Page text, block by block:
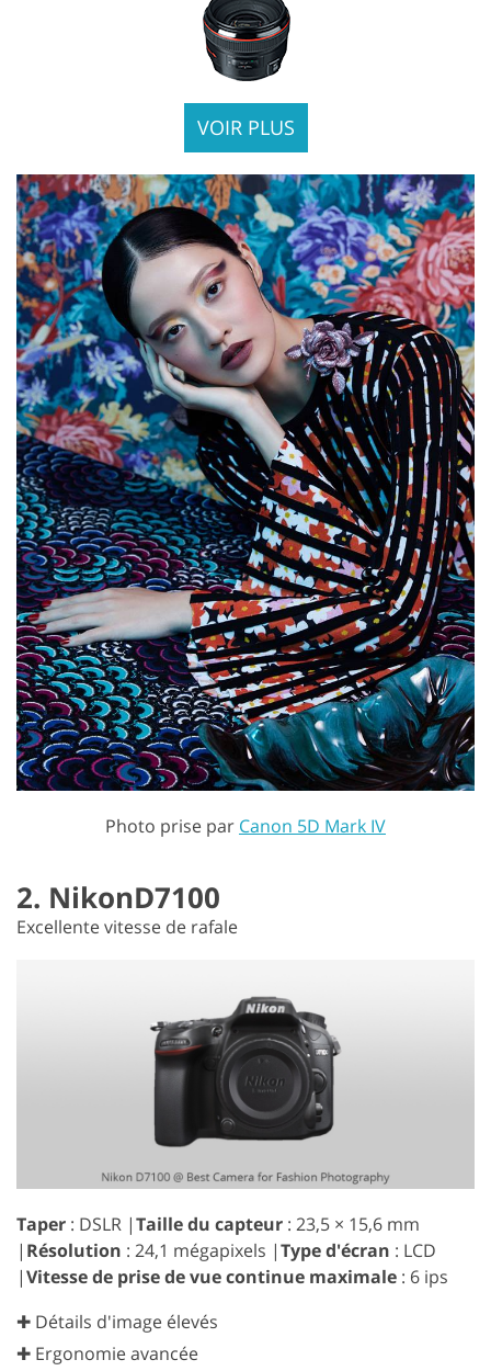
VOIR PLUS
Photo prise par Canon 5D Mark IV
2. NikonD7100
Excellente vitesse de rafale
Taper : DSLR |Taille du capteur : 23,5 × 15,6 mm
| Résolution : 24,1 mégapixels |Type d'écran : LCD
|Vitesse de prise de vue continue maximale : 6 ips
✚ Détails d'image élevés
✚ Ergonomie avancée